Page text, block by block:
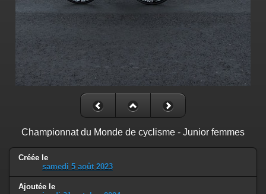
Championnat du Monde de cyclisme - Junior femmes
Créée le
samedi 5 août 2023
Ajoutée le